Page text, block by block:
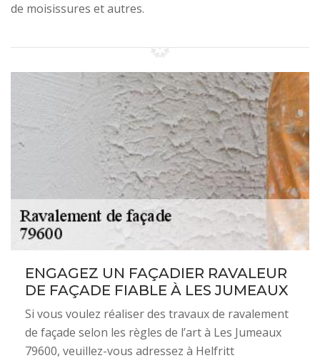
de moisissures et autres.
ENGAGEZ UN FAÇADIER RAVALEUR
DE FAÇADE FIABLE À LES JUMEAUX
Si vous voulez réaliser des travaux de ravalement
de façade selon les règles de l’art à Les Jumeaux
79600, veuillez-vous adressez à Helfritt